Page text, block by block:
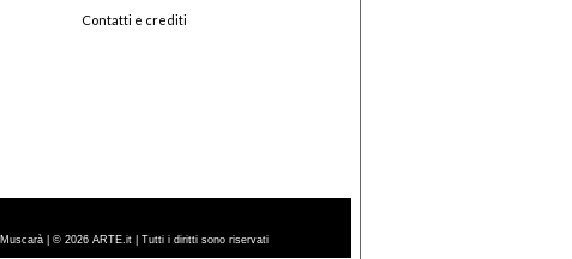
Contatti e crediti
| © 2026 ARTE.it | Tutti i diritti sono riservati